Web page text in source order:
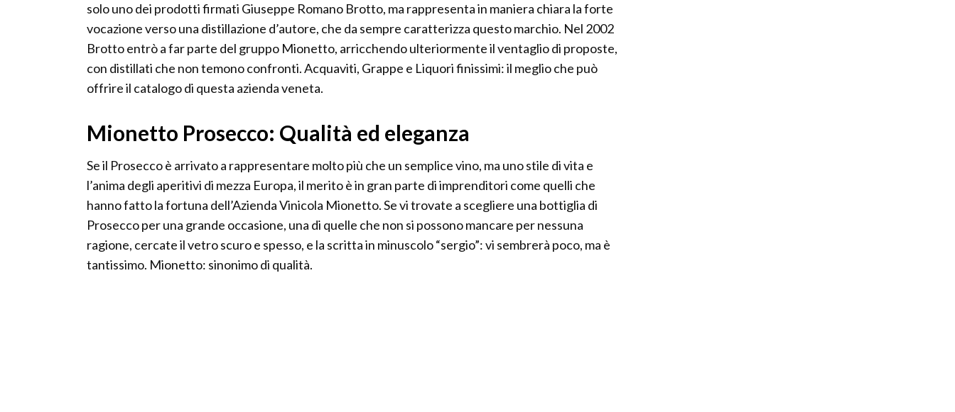
solo uno dei prodotti firmati Giuseppe Romano Brotto, ma rappresenta in maniera chiara la forte
vocazione verso una distillazione d’autore, che da sempre caratterizza questo marchio. Nel 2002
Brotto entrò a far parte del gruppo Mionetto, arricchendo ulteriormente il ventaglio di proposte,
con distillati che non temono confronti. Acquaviti, Grappe e Liquori finissimi: il meglio che può
offrire il catalogo di questa azienda veneta.
Mionetto Prosecco: Qualità ed eleganza
Se il Prosecco è arrivato a rappresentare molto più che un semplice vino, ma uno stile di vita e
l’anima degli aperitivi di mezza Europa, il merito è in gran parte di imprenditori come quelli che
hanno fatto la fortuna dell’Azienda Vinicola Mionetto. Se vi trovate a scegliere una bottiglia di
Prosecco per una grande occasione, una di quelle che non si possono mancare per nessuna
ragione, cercate il vetro scuro e spesso, e la scritta in minuscolo “sergio”: vi sembrerà poco, ma è
tantissimo. Mionetto: sinonimo di qualità.